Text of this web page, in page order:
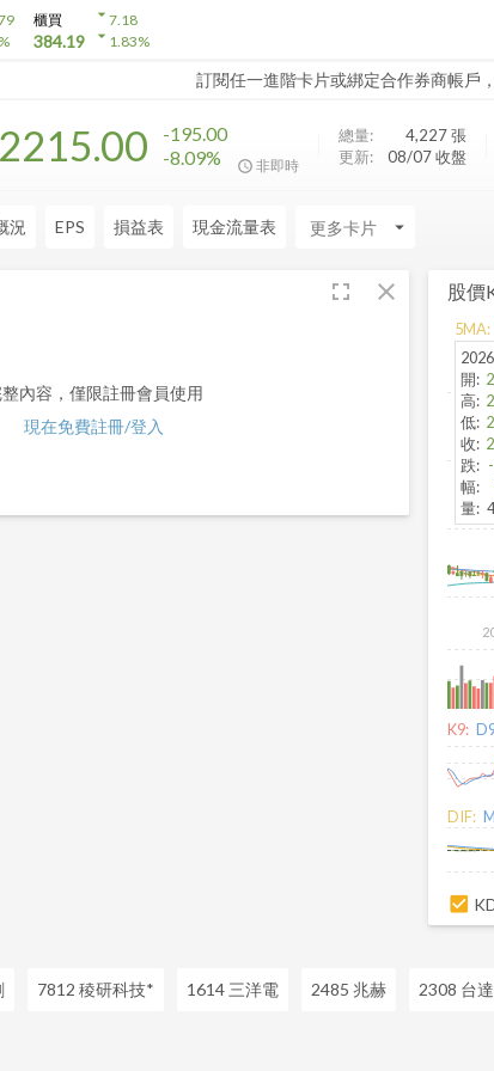
%
櫃買
384.19
arrow_drop_down7.18
arrow_drop_down1.83%
訂閱任一進階卡片或綁定合作券商帳戶
2215.00
-195.00
-8.09%
非即時
總量: 4,227張
更新:
08/07 收盤
況 EPS 損益表 現金流量表 arrow_drop_down
fullscreen close
整內容，僅限註冊會員使用
現在免費註冊/登入
股價
開:
高:
低:
收:
跌:
幅:
量:
5MA:
K9:
DIF:
7812 稜研科技* 1614 三洋電 2485 兆赫 2308 台